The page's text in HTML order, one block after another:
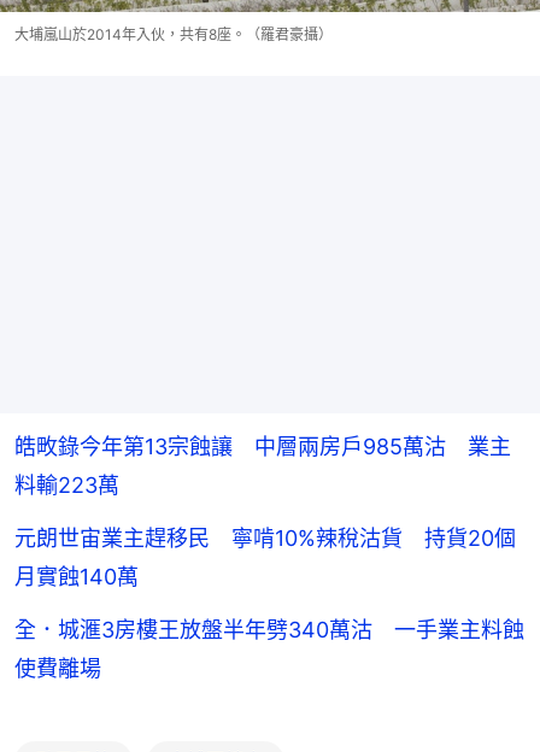
大埔嵐山於2014年入伙，共有8座。（羅君豪攝）
皓畋錄今年第13宗蝕讓 中層兩房戶985萬沽 業主
料輸223萬
元朗世宙業主趕移民 寧啃10%辣稅沽貨 持貨20個
月實蝕140萬
全．城滙3房樓王放盤半年劈340萬沽 一手業主料蝕
使費離場